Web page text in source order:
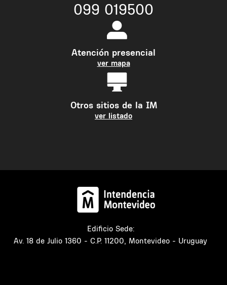
099 019500
Atención presencial
ver mapa
Otros sitios de la IM
ver listado
Edificio Sede:
Av. 18 de Julio 1360 - C.P. 11200, Montevideo - Uruguay